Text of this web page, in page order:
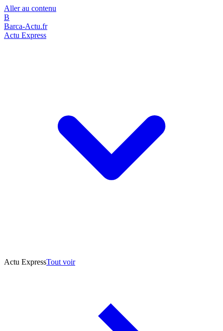
Aller au contenu
B
Barca-Actu.fr
Actu Express
Actu ExpressTout voir